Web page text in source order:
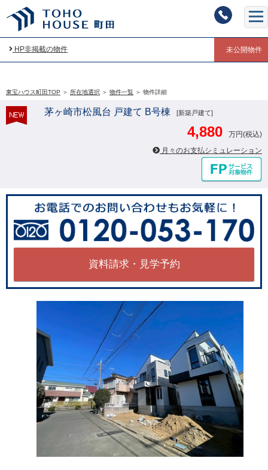
HP非掲載の物件 未公開物件
東宝ハウス町田TOP ＞ 所在地選択 ＞ 物件一覧 ＞ 物件詳細
茅ヶ崎市松風台 戸建て B号棟 [新築戸建て]
4,880
万円(税込)
月々のお支払シミュレーション
資料請求・見学予約